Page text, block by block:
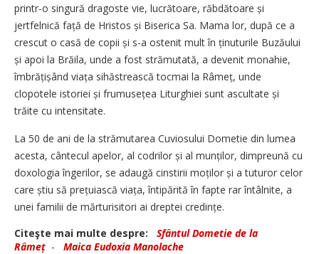
printr-o singură dragoste vie, lucrătoare, răbdătoare și
jertfelnică față de Hristos și Biserica Sa. Mama lor, după ce a
crescut o casă de copii și s-a ostenit mult în ținuturile Buzăului
și apoi la Brăila, unde a fost strămutată, a devenit monahie,
îmbrățișând viața sihăstrească tocmai la Râmeț, unde
clopotele istoriei și frumusețea Liturghiei sunt ascultate și
trăite cu intensitate.
La 50 de ani de la strămutarea Cuviosului Dometie din lumea
acesta, cântecul apelor, al codrilor și al munților, dimpreună cu
doxologia îngerilor, se adaugă cinstirii moților și a tuturor celor
care știu să prețuiască viața, întipărită în fapte rar întâlnite, a
unei familii de mărturisitori ai dreptei credințe.
Citeşte mai multe despre:
Sfântul Dometie de la
Râmeț - Maica Eudoxia Manolache